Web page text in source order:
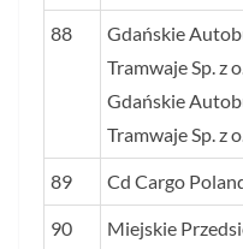
88
Gdańskie
Tramwaje Sp. z
Gdańskie
Tramwaje Sp. z
89 Cd Cargo
90
Miejskie